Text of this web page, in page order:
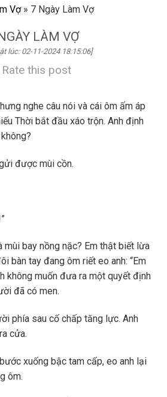
Vợ» 7 Ngày Làm Vợ
LÀM VỢ
lúc: 02-11-2024 18:15:06]
Rate this post
nghe câu nói và cái ôm ấm áp
Thời bắt đầu xáo trộn. Anh định
được mùi cồn.
mùi bay nồng nặc? Em thật biết lừa
bàn tay đang ôm riết eo anh: “Em
không muốn đưa ra một quyết định
đã có men.
phía sau cố chấp tăng lực. Anh
cửa.
xuống bậc tam cấp, eo anh lại
ôm.